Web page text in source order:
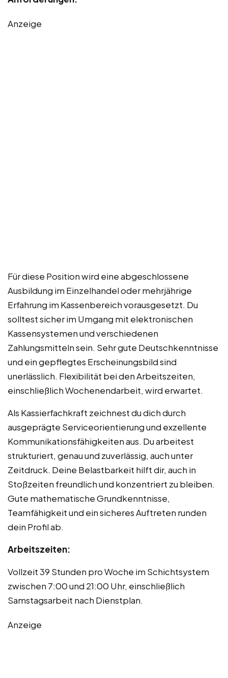
Anzeige
Für diese Position wird eine abgeschlossene
Ausbildung im Einzelhandel oder mehrjährige
Erfahrung im Kassenbereich vorausgesetzt. Du
solltest sicher im Umgang mit elektronischen
Kassensystemen und verschiedenen
Zahlungsmitteln sein. Sehr gute Deutschkenntnisse
und ein gepflegtes Erscheinungsbild sind
unerlässlich. Flexibilität bei den Arbeitszeiten,
einschließlich Wochenendarbeit, wird erwartet.
Als Kassierfachkraft zeichnest du dich durch
ausgeprägte Serviceorientierung und exzellente
Kommunikationsfähigkeiten aus. Du arbeitest
strukturiert, genau und zuverlässig, auch unter
Zeitdruck. Deine Belastbarkeit hilft dir, auch in
Stoßzeiten freundlich und konzentriert zu bleiben.
Gute mathematische Grundkenntnisse,
Teamfähigkeit und ein sicheres Auftreten runden
dein Profil ab.
Arbeitszeiten:
Vollzeit 39 Stunden pro Woche im Schichtsystem
zwischen 7:00 und 21:00 Uhr, einschließlich
Samstagsarbeit nach Dienstplan.
Anzeige